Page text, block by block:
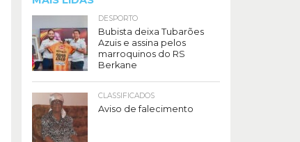
DESPORTO
Bubista deixa Tubarões
Azuis e assina pelos
marroquinos do RS
Berkane
CLASSIFICADOS
Aviso de falecimento